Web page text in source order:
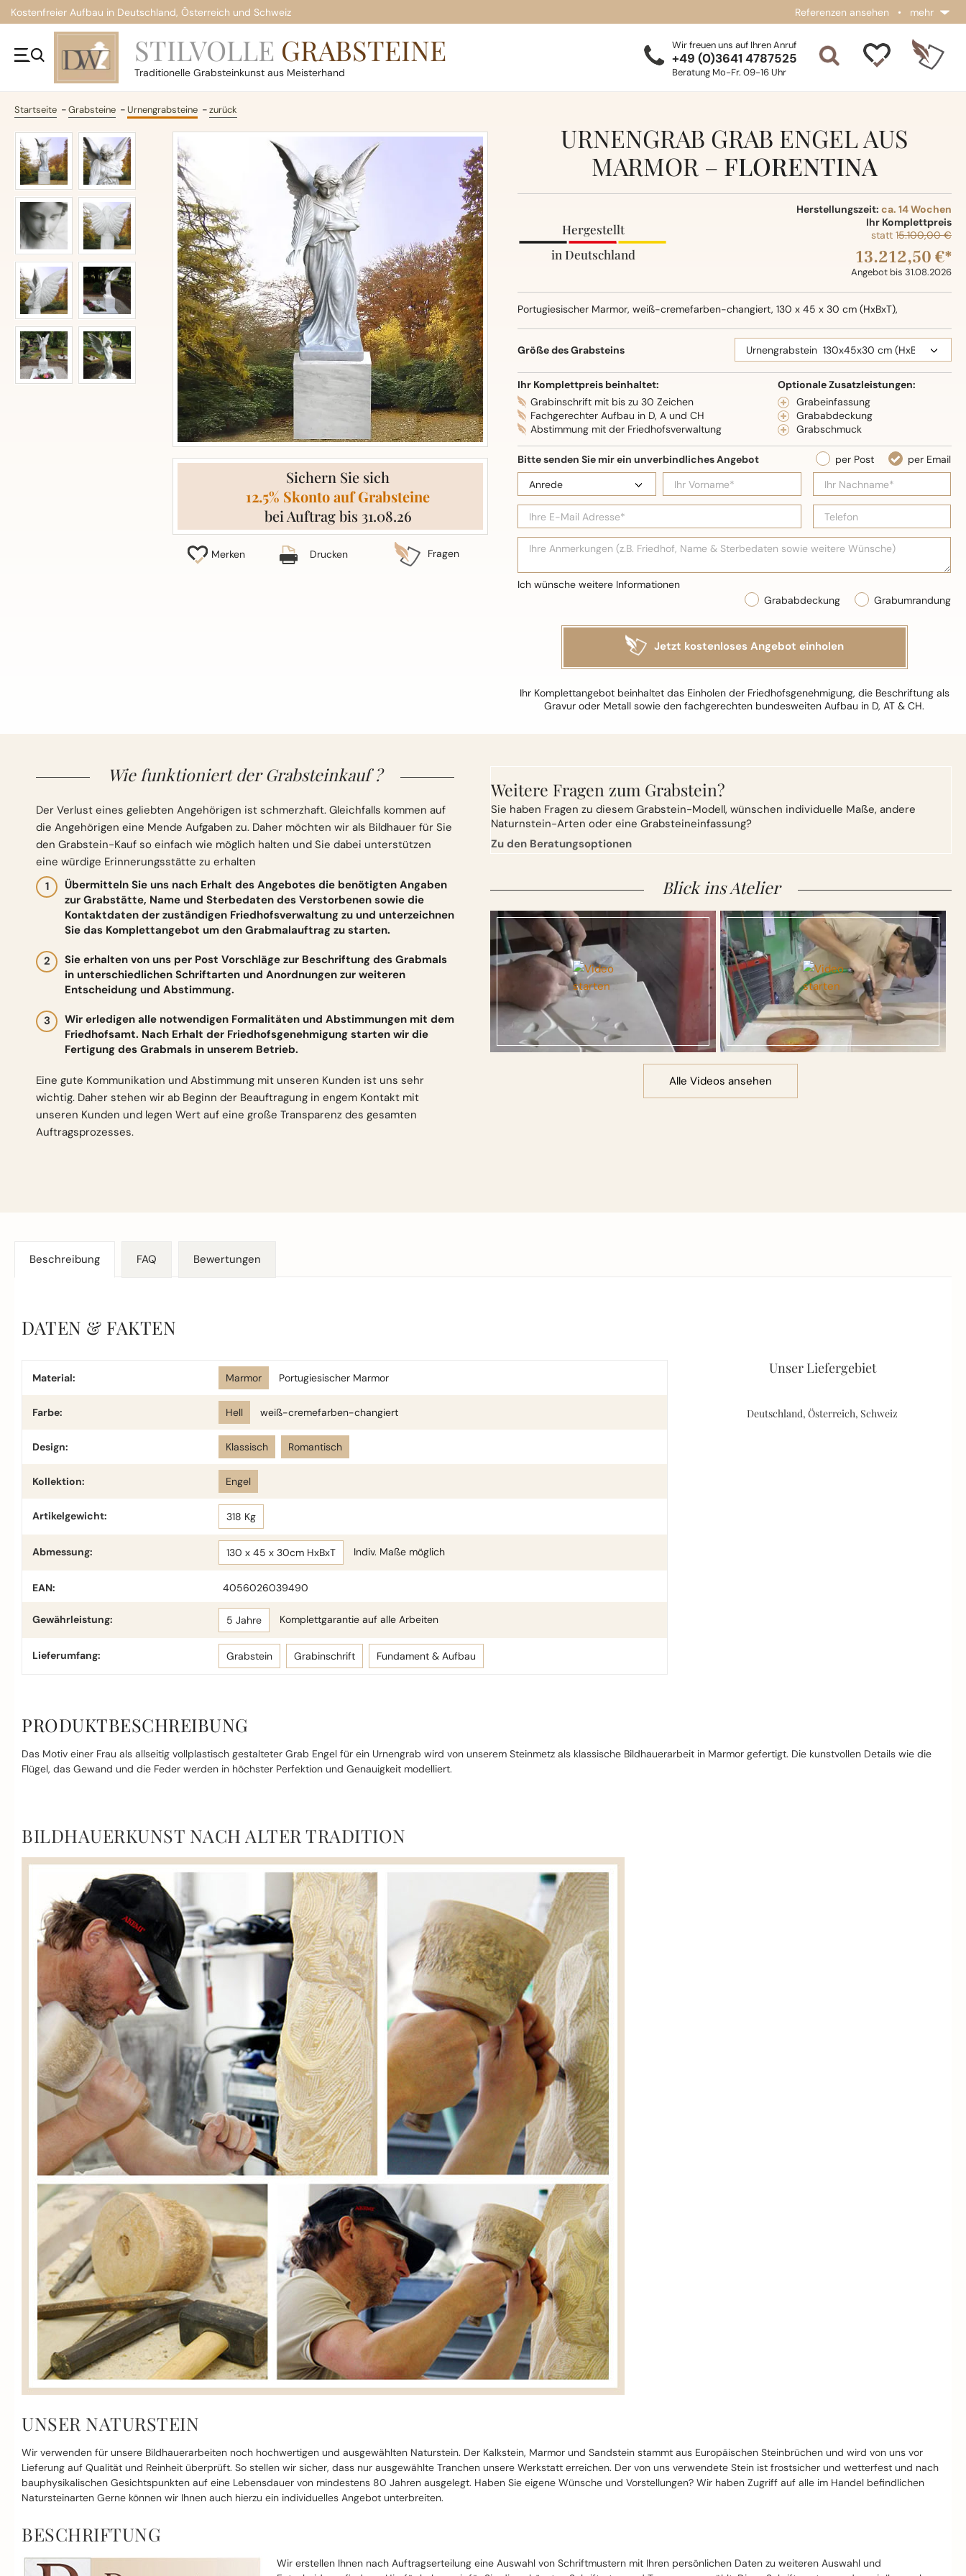
Kostenfreier Aufbau in Deutschland, Österreich und Schweiz Referenzen ansehen • mehr
STILVOLLE GRABSTEINE
Traditionelle Grabsteinkunst aus Meisterhand
Wir freuen uns auf Ihren Anruf
+49 (0)3641 4787525
Beratung Mo-Fr. 09-16 Uhr
Startseite Grabsteine Urnengrabsteine zurück
Sichern Sie sich
12.5% Skonto auf Grabsteine
bei Auftrag bis 31.08.26
Merken Drucken Fragen
URNENGRAB GRAB ENGEL AUS
MARMOR – FLORENTINA
Hergestellt
in Deutschland
Herstellungszeit: ca. 14 Wochen
Ihr Komplettpreis
statt 15.100,00 €
13.212,50 €*
Angebot bis 31.08.2026
Portugiesischer Marmor, weiß-cremefarben-changiert, 130 x 45 x 30 cm (HxBxT),
Oberflächenbearbeitung: Seidenglanz
Größe des Grabsteins
Ihr Komplettpreis beinhaltet:
Grabinschrift mit bis zu 30 Zeichen
Fachgerechter Aufbau in D, A und CH
Abstimmung mit der Friedhofsverwaltung
Optionale Zusatzleistungen:
Grabeinfassung
Grababdeckung
Grabschmuck
Grabumrandung
Grababdeckung
Ihr Komplettangebot beinhaltet das Einholen der Friedhofsgenehmigung, die Beschriftung als
Gravur oder Metall sowie den fachgerechten bundesweiten Aufbau in D, AT & CH.
Wie funktioniert der Grabsteinkauf ?
Der Verlust eines geliebten Angehörigen ist schmerzhaft. Gleichfalls kommen auf
die Angehörigen eine Mende Aufgaben zu. Daher möchten wir als Bildhauer für Sie
den Grabstein-Kauf so einfach wie möglich halten und Sie dabei unterstützen
eine würdige Erinnerungsstätte zu erhalten
Übermitteln Sie uns nach Erhalt des Angebotes die benötigten Angaben
zur Grabstätte, Name und Sterbedaten des Verstorbenen sowie die
Kontaktdaten der zuständigen Friedhofsverwaltung zu und unterzeichnen
Sie das Komplettangebot um den Grabmalauftrag zu starten.
Sie erhalten von uns per Post Vorschläge zur Beschriftung des Grabmals
in unterschiedlichen Schriftarten und Anordnungen zur weiteren
Entscheidung und Abstimmung.
Wir erledigen alle notwendigen Formalitäten und Abstimmungen mit dem
Friedhofsamt. Nach Erhalt der Friedhofsgenehmigung starten wir die
Fertigung des Grabmals in unserem Betrieb.
Eine gute Kommunikation und Abstimmung mit unseren Kunden ist uns sehr
wichtig. Daher stehen wir ab Beginn der Beauftragung in engem Kontakt mit
unseren Kunden und legen Wert auf eine große Transparenz des gesamten
Auftragsprozesses.
Weitere Fragen zum Grabstein?
Sie haben Fragen zu diesem Grabstein-Modell, wünschen individuelle Maße, andere
Naturnstein-Arten oder eine Grabsteineinfassung?
Zu den Beratungsoptionen
Blick ins Atelier
Alle Videos ansehen
Beschreibung
DATEN & FAKTEN
Material: Marmor Portugiesischer Marmor
Farbe: Hell weiß-cremefarben-changiert
Design: Klassisch Romantisch
Kollektion: Engel
Artikelgewicht: 318 Kg
Abmessung: 130 x 45 x 30cm HxBxT Indiv. Maße möglich
EAN: 4056026039490
Gewährleistung: 5 Jahre Komplettgarantie auf alle Arbeiten
Lieferumfang: Grabstein Grabinschrift Fundament & Aufbau
Unser Liefergebiet
Deutschland, Österreich, Schweiz
PRODUKTBESCHREIBUNG
Das Motiv einer Frau als allseitig vollplastisch gestalteter Grab Engel für ein Urnengrab wird von unserem Steinmetz als klassische Bildhauerarbeit in Marmor gefertigt. Die kunstvollen Details wie die
Flügel, das Gewand und die Feder werden in höchster Perfektion und Genauigkeit modelliert.
BILDHAUERKUNST NACH ALTER TRADITION
UNSER NATURSTEIN
Wir verwenden für unsere Bildhauerarbeiten noch hochwertigen und ausgewählten Naturstein. Der Kalkstein, Marmor und Sandstein stammt aus Europäischen Steinbrüchen und wird von uns vor
Lieferung auf Qualität und Reinheit überprüft. So stellen wir sicher, dass nur ausgewählte Tranchen unsere Werkstatt erreichen. Der von uns verwendete Stein ist frostsicher und wetterfest und nach
bauphysikalischen Gesichtspunkten auf eine Lebensdauer von mindestens 80 Jahren ausgelegt. Haben Sie eigene Wünsche und Vorstellungen? Wir haben Zugriff auf alle im Handel befindlichen
Natursteinarten Gerne können wir Ihnen auch hierzu ein individuelles Angebot unterbreiten.
BESCHRIFTUNG
Wir erstellen Ihnen nach Auftragserteilung eine Auswahl von Schriftmustern mit Ihren persönlichen Daten zu weiteren Auswahl und
FAQ Bewertungen